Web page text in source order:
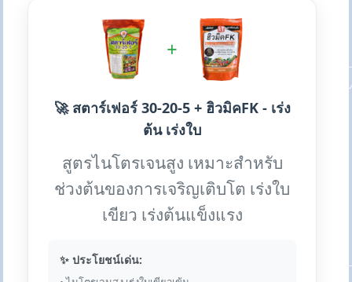
+
🚀 สตาร์เฟอร์ 30-20-5 + ฮิวมิคFK - เร่ง
ต้น เร่งใบ
สูตรไนโตรเจนสูง เหมาะสำหรับ
ช่วงต้นของการเจริญเติบโต เร่งใบ
เขียว เร่งต้นแข็งแรง
✨ ประโยชน์เด่น: